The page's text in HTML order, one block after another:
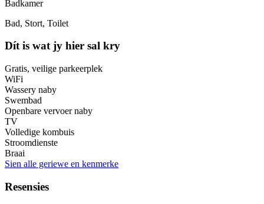
Badkamer
Bad, Stort, Toilet
Dít is wat jy hier sal kry
Gratis, veilige parkeerplek
WiFi
Wassery naby
Swembad
Openbare vervoer naby
TV
Volledige kombuis
Stroomdienste
Braai
Sien alle geriewe en kenmerke
Resensies